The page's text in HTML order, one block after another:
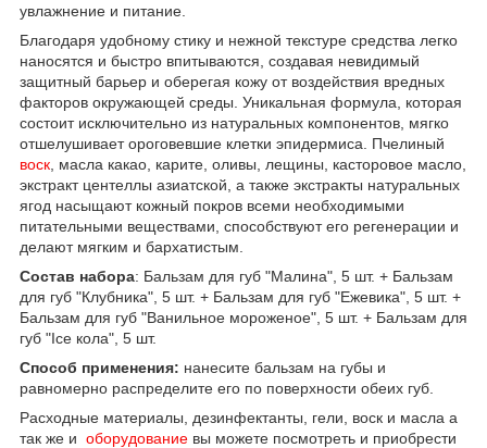
увлажнение и питание.
Благодаря удобному стику и нежной текстуре средства легко
наносятся и быстро впитываются, создавая невидимый
защитный барьер и оберегая кожу от воздействия вредных
факторов окружающей среды. Уникальная формула, которая
состоит исключительно из натуральных компонентов, мягко
отшелушивает ороговевшие клетки эпидермиса. Пчелиный
воск , масла какао, карите, оливы, лещины, касторовое масло,
экстракт центеллы азиатской, а также экстракты натуральных
ягод насыщают кожный покров всеми необходимыми
питательными веществами, способствуют его регенерации и
делают мягким и бархатистым.
Состав набора: Бальзам для губ "Малина", 5 шт. + Бальзам
для губ "Клубника", 5 шт. + Бальзам для губ "Ежевика", 5 шт. +
Бальзам для губ "Ванильное мороженое", 5 шт. + Бальзам для
губ "Ice кола", 5 шт.
Способ применения: нанесите бальзам на губы и
равномерно распределите его по поверхности обеих губ.
Расходные материалы, дезинфектанты, гели, воск и масла а
так же и оборудование вы можете посмотреть и приобрести